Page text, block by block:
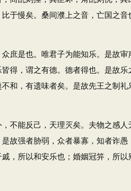
于慢矣。桑间濮上之音，亡国之音
是也。唯君子为能知乐。是故审
得，谓之有德。德者得也。是故乐
和，有遗味者矣。是故先王之制礼
能反己，天理灭矣。夫物之感人
故强者胁弱，众者暴寡，知者诈愚
，所以和安乐也；婚姻冠笄，所以